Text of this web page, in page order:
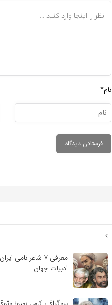
نام*
معرفی ۷ شاعر نامی
ادبیات جهان